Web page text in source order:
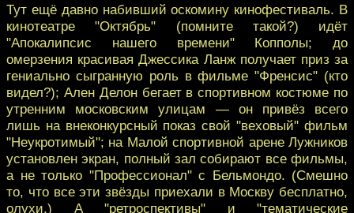
Тут ещё давно набивший оскомину кинофестиваль. В
кинотеатре "Октябрь" (помните такой?) идёт
"Апокалипсис нашего времени" Копполы; до
омерзения красивая Джессика Ланж получает приз за
гениально сыгранную роль в фильме "Френсис" (кто
видел?); Ален Делон бегает в спортивном костюме по
утренним московским улицам — он привёз всего
лишь на внеконкурсный показ свой "веховый" фильм
"Неукротимый"; на Малой спортивной арене Лужников
установлен экран, полный зал собирают все фильмы,
а не только "Профессионал" с Бельмондо. (Смешно
то, что все эти звёзды приехали в Москву бесплатно,
олухи.) А "ретроспективы" и "тематические